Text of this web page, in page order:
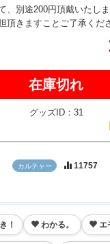
、別途200円頂戴いたし
頂きますことご了承くだ
在庫切れ
グッズID：31
カルチャー 11757
！ わかる。 エ